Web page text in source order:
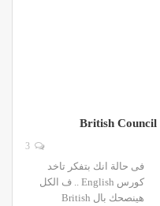
فى حالة انك بتفكر تاخد
كورس English .. ف الكل
هينصحك بال British